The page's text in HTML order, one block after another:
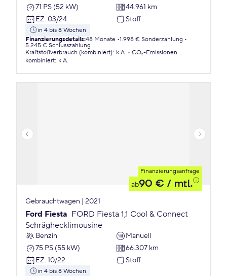
71 PS (52 kW)
44.961 km
EZ: 03/24 Stoff
in 4 bis 8 Wochen
Finanzierungsdetails:48 Monate 1.998 € Sonderzahlung
5.245 € Schlusszahlung
Kraftstoffverbrauch (kombiniert): k.A.
CO₂-Emissionen
kombiniert: k.A.
Finanzierungsanfrage
ab90 € / mtl.
Gebrauchtwagen | 2021
Ford Fiesta FORD Fiesta 1,1 Cool & Connect
Schräghecklimousine
Benzin
Manuell
75 PS (55 kW)
66.307 km
EZ: 10/22 Stoff
in 4 bis 8 Wochen